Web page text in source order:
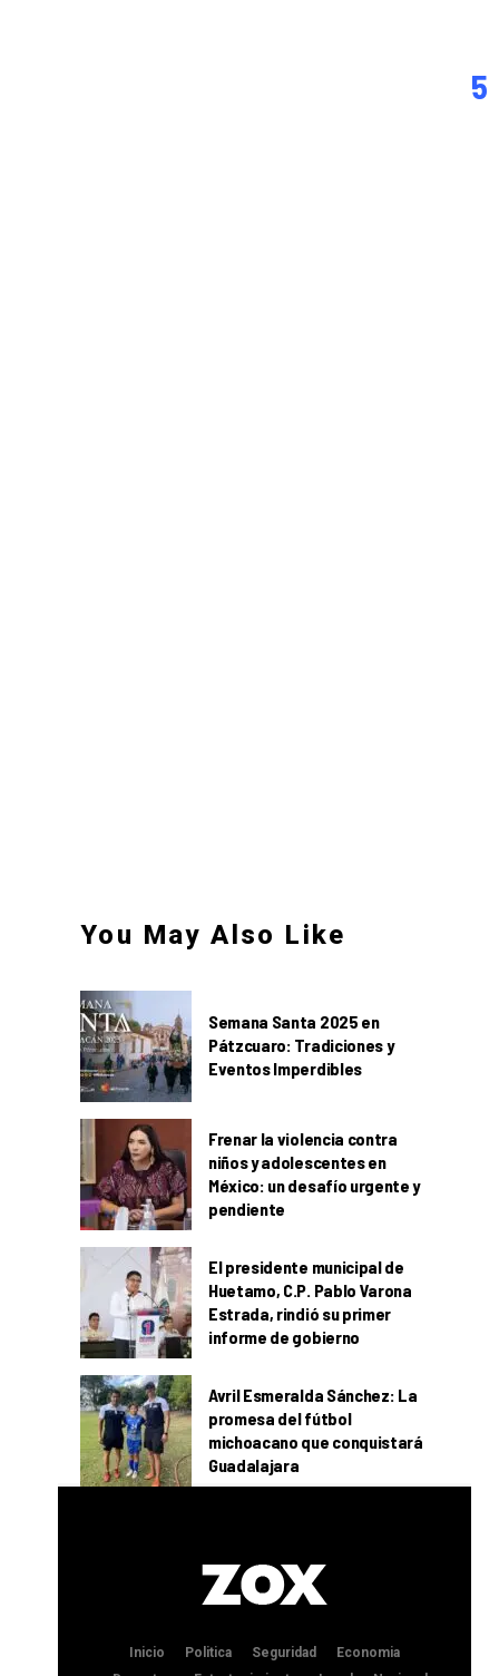
You May Also Like
Semana Santa 2025 en
Pátzcuaro: Tradiciones y
Eventos Imperdibles
Frenar la violencia contra
niños y adolescentes en
México: un desafío urgente y
pendiente
El presidente municipal de
Huetamo, C.P. Pablo Varona
Estrada, rindió su primer
informe de gobierno
Avril Esmeralda Sánchez: La
promesa del fútbol
michoacano que conquistará
Guadalajara
Inicio Politica Seguridad
Economia